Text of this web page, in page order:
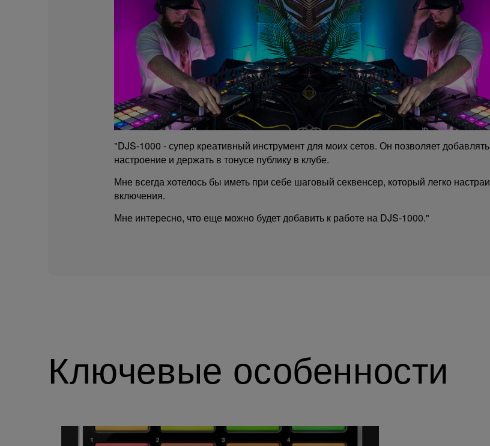
"DJS-1000 - супер креативный инструмент для моих сетов. Он позволяет
настроение и держать в тонусе публику в клубе.
Мне всегда хотелось бы иметь при себе шаговый секвенсер, который легко
включения.
Мне интересно, что еще можно будет добавить к работе на DJS-1000."
Ключевые особенности